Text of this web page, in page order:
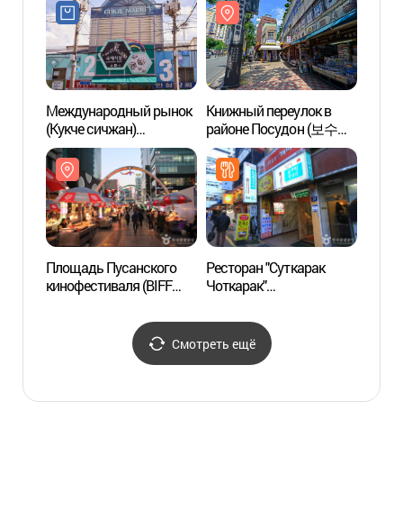
Международный рынок
(Кукче сичжан)
(국제시장)
Книжный переулок в
районе Посудон (보수동
책방골목)
Площадь Пусанского
кинофестиваля (BIFF
Ресторан "Суткарак
Чоткарак"
Смотреть ещё